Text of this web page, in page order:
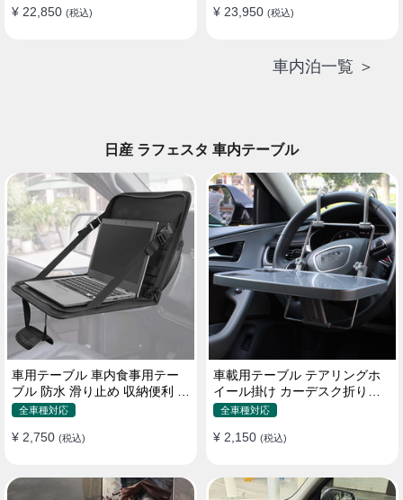
¥ 22,850 (税込)
¥ 23,950 (税込)
車内泊一覧 ＞
日産 ラフェスタ 車内テーブル
車用テーブル 車内食事用テー
ブル 防水 滑り止め 収納便利 多
機能ラップトップバッグ
全車種対応
¥ 2,750 (税込)
車載用テーブル テアリングホ
イール掛け カーデスク折りた
たみ式 パソコン 食事 物置
全車種対応
¥ 2,150 (税込)